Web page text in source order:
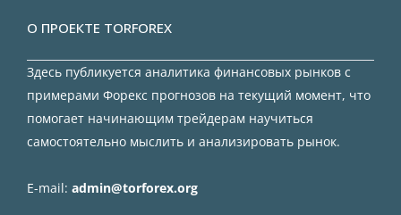
О ПРОЕКТЕ TORFOREX
Здесь публикуется аналитика финансовых рынков с
примерами Форекс прогнозов на текущий момент, что
помогает начинающим трейдерам научиться
самостоятельно мыслить и анализировать рынок.
E-mail: admin@torforex.org